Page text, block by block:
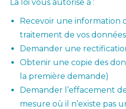
La loi vous autorise à :
Recevoir une information
traitement de vos données
Demander une
Obtenir une copie des
la première demande)
Demander l’effacement
mesure où il n’existe pas